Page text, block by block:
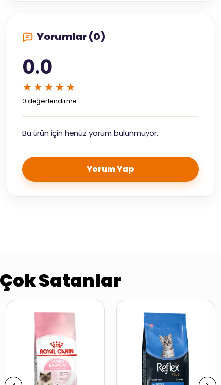
Yorumlar (0)
0.0
★★★★★
0 değerlendirme
Bu ürün için henüz yorum bulunmuyor.
Yorum Yap
Çok Satanlar